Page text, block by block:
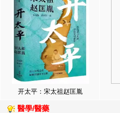
开太平：宋太祖赵匡胤
醫學/醫藥